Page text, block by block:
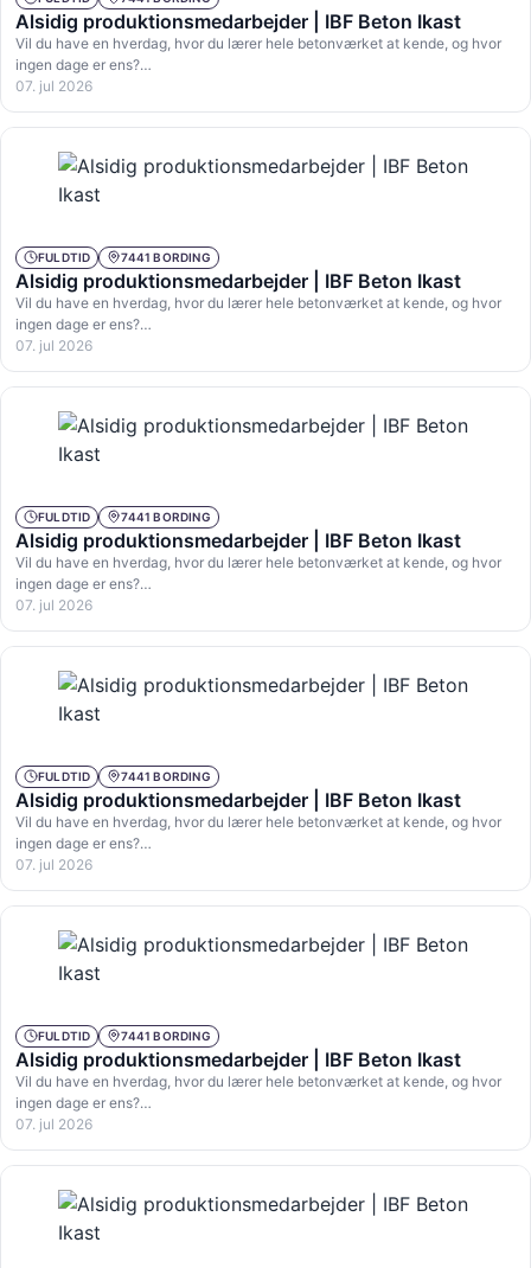
Alsidig produktionsmedarbejder | IBF Beton Ikast
Vil du have en hverdag, hvor du lærer hele betonværket at kende, og hvor
ingen dage er ens?…
07. jul 2026
FULDTID 7441 BORDING
Alsidig produktionsmedarbejder | IBF Beton Ikast
Vil du have en hverdag, hvor du lærer hele betonværket at kende, og hvor
ingen dage er ens?…
07. jul 2026
FULDTID 7441 BORDING
Alsidig produktionsmedarbejder | IBF Beton Ikast
Vil du have en hverdag, hvor du lærer hele betonværket at kende, og hvor
ingen dage er ens?…
07. jul 2026
FULDTID 7441 BORDING
Alsidig produktionsmedarbejder | IBF Beton Ikast
Vil du have en hverdag, hvor du lærer hele betonværket at kende, og hvor
ingen dage er ens?…
07. jul 2026
FULDTID 7441 BORDING
Alsidig produktionsmedarbejder | IBF Beton Ikast
Vil du have en hverdag, hvor du lærer hele betonværket at kende, og hvor
ingen dage er ens?…
07. jul 2026